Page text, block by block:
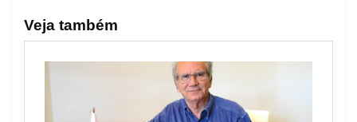
Veja também